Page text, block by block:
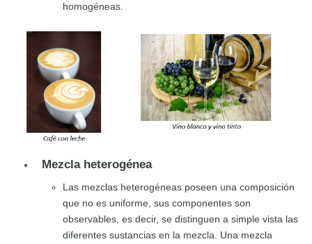
homogéneas.
Mezcla heterogénea
Las mezclas heterogéneas poseen una composición
que no es uniforme, sus componentes son
observables, es decir, se distinguen a simple vista las
diferentes sustancias en la mezcla. Una mezcla